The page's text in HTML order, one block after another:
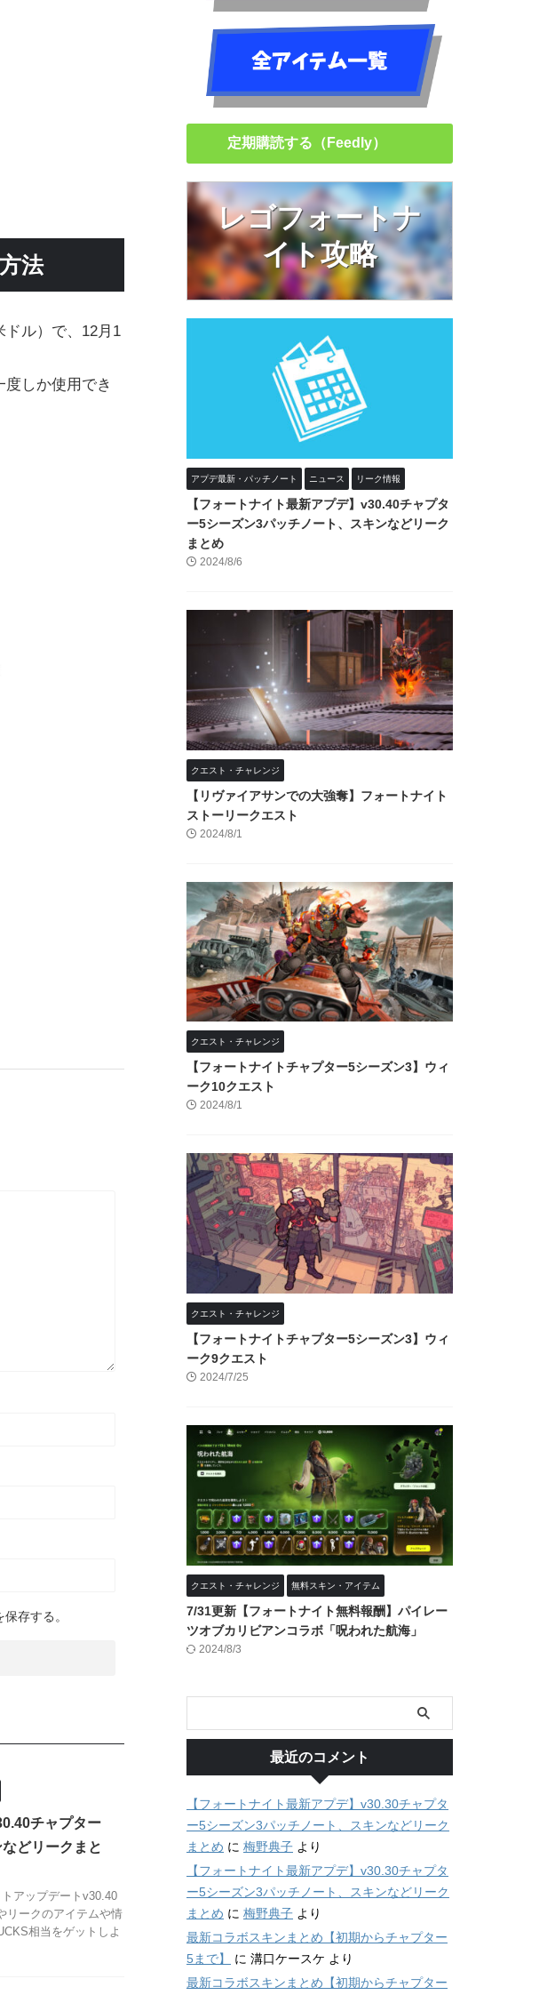
法
ドル）で、12月1
しか使用でき
存する。
チャプター
どリークまと
アップデートv30.40
リークのアイテムや情
相当をゲットしよ
定期購読する（Feedly）
レゴフォートナ
イト攻略
アプデ最新・パッチノート ニュース リーク情報
【フォートナイト最新アプデ】v30.40チャプタ
ー5シーズン3パッチノート、スキンなどリーク
まとめ
2024/8/6
クエスト・チャレンジ
【リヴァイアサンでの大強奪】フォートナイト
ストーリークエスト
2024/8/1
クエスト・チャレンジ
【フォートナイトチャプター5シーズン3】ウィ
ーク10クエスト
2024/8/1
クエスト・チャレンジ
【フォートナイトチャプター5シーズン3】ウィ
ーク9クエスト
2024/7/25
クエスト・チャレンジ 無料スキン・アイテム
7/31更新【フォートナイト無料報酬】パイレー
ツオブカリビアンコラボ「呪われた航海」
2024/8/3
最近のコメント
【フォートナイト最新アプデ】v30.30チャプタ
ー5シーズン3パッチノート、スキンなどリーク
まとめ に 梅野典子 より
【フォートナイト最新アプデ】v30.30チャプタ
ー5シーズン3パッチノート、スキンなどリーク
まとめ に 梅野典子 より
最新コラボスキンまとめ【初期からチャプター
5まで】
に 溝口ケースケ より
最新コラボスキンまとめ【初期からチャプター